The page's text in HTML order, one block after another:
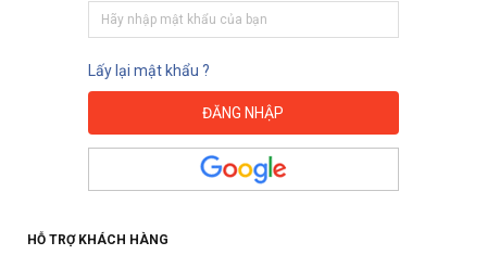
Lấy lại mật khẩu ?
HỖ TRỢ KHÁCH HÀNG